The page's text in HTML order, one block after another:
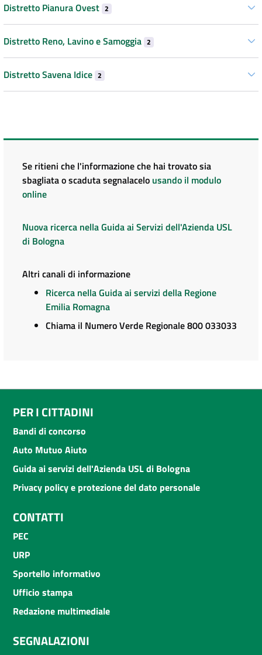
Distretto Pianura Ovest 2
Distretto Reno, Lavino e Samoggia 2
Distretto Savena Idice 2
Se ritieni che l'informazione che hai trovato sia
sbagliata o scaduta segnalacelo usando il modulo
online
Nuova ricerca nella Guida ai Servizi dell'Azienda USL
di Bologna
Altri canali di informazione
Ricerca nella Guida ai servizi della Regione
Emilia Romagna
Chiama il Numero Verde Regionale 800 033033
PER I CITTADINI
Bandi di concorso
Auto Mutuo Aiuto
Guida ai servizi dell'Azienda USL di Bologna
Privacy policy e protezione del dato personale
CONTATTI
PEC
URP
Sportello informativo
Ufficio stampa
Redazione multimediale
SEGNALAZIONI